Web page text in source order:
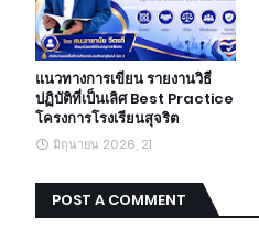
แนวทางการเขียน รายงานวิธี
ปฏิบัติที่เป็นเลิศ Best Practice
โครงการโรงเรียนสุจริต
มิถุนายน 2026, 21
POST A COMMENT